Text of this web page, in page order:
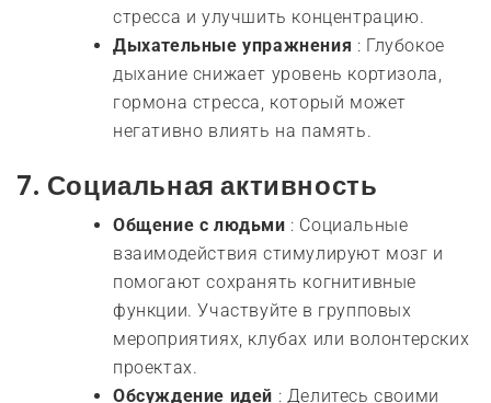
стресса и улучшить концентрацию.
Дыхательные упражнения : Глубокое
дыхание снижает уровень кортизола,
гормона стресса, который может
негативно влиять на память.
7. Социальная активность
Общение с людьми : Социальные
взаимодействия стимулируют мозг и
помогают сохранять когнитивные
функции. Участвуйте в групповых
мероприятиях, клубах или волонтерских
проектах.
Обсуждение идей : Делитесь своими